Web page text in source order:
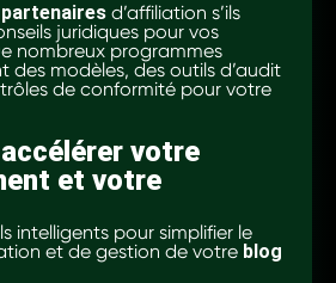
partenaires d’affiliation s’ils
juridiques pour vos
nombreux programmes
des modèles, des outils d’audit
de conformité pour votre
votre
et votre
intelligents pour simplifier le
et de gestion de votre blog